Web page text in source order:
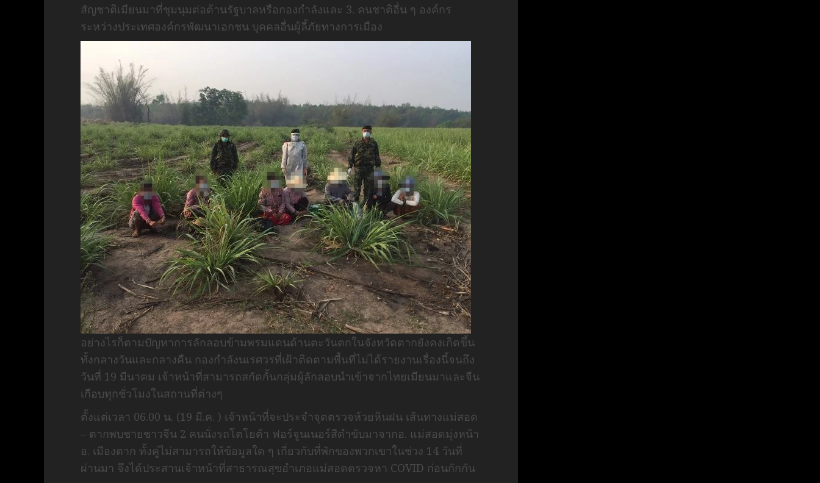
สัญชาติเมียนมาที่ชุมนุมต่อต้านรัฐบาลหรือกองกำลังและ 3. คนชาติอื่น ๆ องค์กร
ระหว่างประเทศองค์กรพัฒนาเอกชน บุคคลอื่นผู้ลี้ภัยทางการเมือง
อย่างไรก็ตามปัญหาการลักลอบข้ามพรมแดนด้านตะวันตกในจังหวัดตากยังคงเกิดขึ้น
ทั้งกลางวันและกลางคืน กองกำลังนเรศวรที่เฝ้าติดตามพื้นที่ไม่ได้รายงานเรื่องนี้จนถึง
วันที่ 19 มีนาคม เจ้าหน้าที่สามารถสกัดกั้นกลุ่มผู้ลักลอบนำเข้าจากไทยเมียนมาและจีน
เกือบทุกชั่วโมงในสถานที่ต่างๆ
ตั้งแต่เวลา 06.00 น. (19 มี.ค. ) เจ้าหน้าที่จะประจำจุดตรวจห้วยหินฝน เส้นทางแม่สอด
– ตากพบชายชาวจีน 2 คนนั่งรถโตโยต้า ฟอร์จูนเนอร์สีดำขับมาจากอ. แม่สอดมุ่งหน้า
อ. เมืองตาก ทั้งคู่ไม่สามารถให้ข้อมูลใด ๆ เกี่ยวกับที่พักของพวกเขาในช่วง 14 วันที่
ผ่านมา จึงได้ประสานเจ้าหน้าที่สาธารณสุขอำเภอแม่สอดตรวจหา COVID ก่อนกักกัน